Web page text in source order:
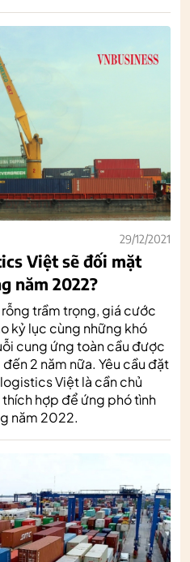
29/12/2021
Việt sẽ đối mặt
năm 2022?
trầm trọng, giá cước
kỷ lục cùng những khó
cung ứng toàn cầu được
2 năm nữa. Yêu cầu đặt
Việt là cần chủ
hợp để ứng phó tình
năm 2022.